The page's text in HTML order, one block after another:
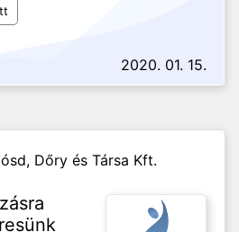
2020. 01. 15.
Dőry és Társa Kft.